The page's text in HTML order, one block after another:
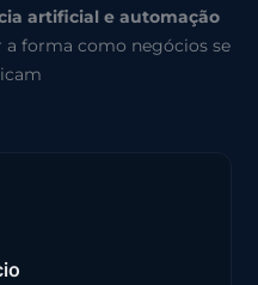
artificial e automação
a forma como negócios se